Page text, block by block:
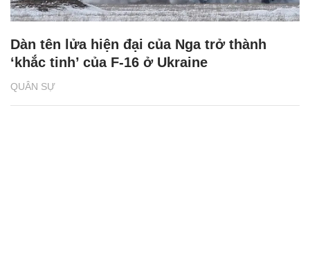
QUÂN SỰ
Dàn tên lửa hiện đại của Nga trở thành
‘khắc tinh’ của F-16 ở Ukraine